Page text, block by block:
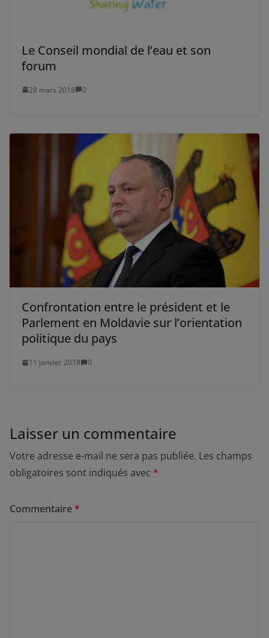
Le Conseil mondial de l’eau et son
forum
28 mars 2018 0
Confrontation entre le président et le
Parlement en Moldavie sur l’orientation
politique du pays
11 janvier 2018 0
Laisser un commentaire
Votre adresse e-mail ne sera pas publiée. Les champs
obligatoires sont indiqués avec *
Commentaire*